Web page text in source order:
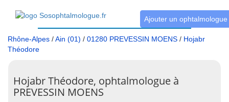
Ajouter un ophtalmologue
Rhône-Alpes /Ain (01) / 01280 PREVESSIN MOENS / Hojabr
Théodore
Hojabr Théodore, ophtalmologue à
PREVESSIN MOENS